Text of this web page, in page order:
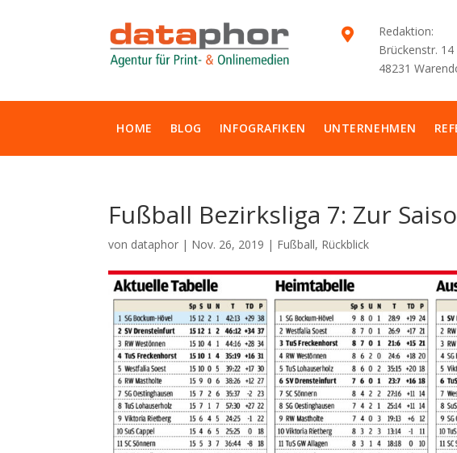

Redaktion:
Brückenstr. 14
48231
HOME BLOG INFOGRAFIKEN UNTERNEHMEN
Fußball Bezirksliga 7: Zur
von dataphor | Nov. 26, 2019 | Fußball, Rückblick